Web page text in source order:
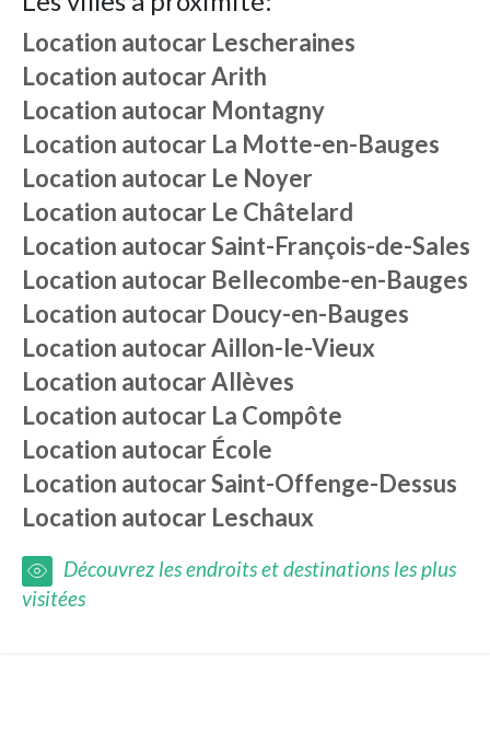
Location autocar Lescheraines
Location autocarArith
Location autocar Montagny
Location autocar La Motte-en-Bauges
Location autocar Le Noyer
Location autocar Le Châtelard
Location autocarSaint-François-de-Sales
Location autocar Bellecombe-en-Bauges
Location autocar Doucy-en-Bauges
Location autocarAillon-le-Vieux
Location autocarAllèves
Location autocar La Compôte
Location autocar École
Location autocarSaint-Offenge-Dessus
Location autocar Leschaux
Découvrez les endroits et destinations les plus
visitées